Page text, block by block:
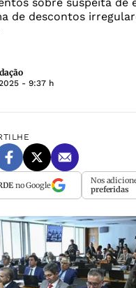
de descontos
- 9:37 h
no Google Nos
preferidas